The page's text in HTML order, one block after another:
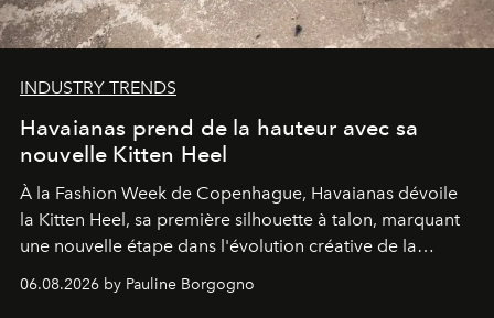
INDUSTRY TRENDS
Havaianas prend de la hauteur avec sa
nouvelle Kitten Heel
À la Fashion Week de Copenhague, Havaianas dévoile
la Kitten Heel, sa première silhouette à talon, marquant
une nouvelle étape dans l'évolution créative de la
06.08.2026 by Pauline Borgogno